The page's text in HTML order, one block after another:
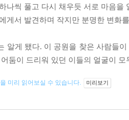
나씩 풀고 다시 채우듯 서로 마음
게서 발견하며 작지만 분명한 변화
알게 됐다. 이 공원을 찾은 사람들
둠이 드리워 있던 이들의 얼굴이
미리 읽어보실 수 있습니다. 미리보기